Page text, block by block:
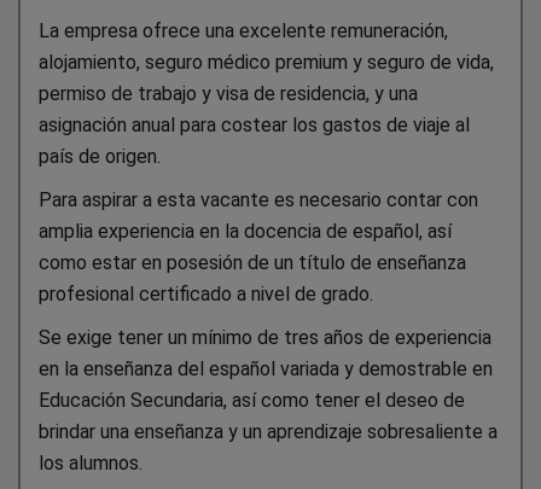
La empresa ofrece una excelente remuneración,
alojamiento, seguro médico premium y seguro de vida,
permiso de trabajo y visa de residencia, y una
asignación anual para costear los gastos de viaje al
país de origen.
Para aspirar a esta vacante es necesario contar con
amplia experiencia en la docencia de español, así
como estar en posesión de un título de enseñanza
profesional certificado a nivel de grado.
Se exige tener un mínimo de tres años de experiencia
en la enseñanza del español variada y demostrable en
Educación Secundaria, así como tener el deseo de
brindar una enseñanza y un aprendizaje sobresaliente a
los alumnos.